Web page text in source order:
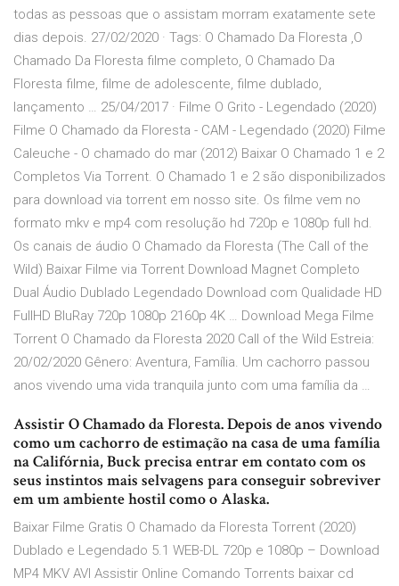
todas as pessoas que o assistam morram exatamente sete
dias depois. 27/02/2020 · Tags: O Chamado Da Floresta ,O
Chamado Da Floresta filme completo, O Chamado Da
Floresta filme, filme de adolescente, filme dublado,
lançamento … 25/04/2017 · Filme O Grito - Legendado (2020)
Filme O Chamado da Floresta - CAM - Legendado (2020) Filme
Caleuche - O chamado do mar (2012) Baixar O Chamado 1 e 2
Completos Via Torrent. O Chamado 1 e 2 são disponibilizados
para download via torrent em nosso site. Os filme vem no
formato mkv e mp4 com resolução hd 720p e 1080p full hd.
Os canais de áudio O Chamado da Floresta (The Call of the
Wild) Baixar Filme via Torrent Download Magnet Completo
Dual Áudio Dublado Legendado Download com Qualidade HD
FullHD BluRay 720p 1080p 2160p 4K … Download Mega Filme
Torrent O Chamado da Floresta 2020 Call of the Wild Estreia:
20/02/2020 Gênero: Aventura, Família. Um cachorro passou
anos vivendo uma vida tranquila junto com uma família da …
Assistir O Chamado da Floresta. Depois de anos vivendo
como um cachorro de estimação na casa de uma família
na Califórnia, Buck precisa entrar em contato com os
seus instintos mais selvagens para conseguir sobreviver
em um ambiente hostil como o Alaska.
Baixar Filme Gratis O Chamado da Floresta Torrent (2020)
Dublado e Legendado 5.1 WEB-DL 720p e 1080p – Download
MP4 MKV AVI Assistir Online Comando Torrents baixar cd